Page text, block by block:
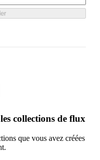
collections de flux
que vous avez créées